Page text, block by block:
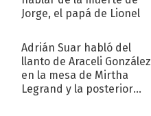
Jorge, el papá de Lionel
Adrián Suar habló del
llanto de Araceli González
en la mesa de Mirtha
Legrand y la posterior